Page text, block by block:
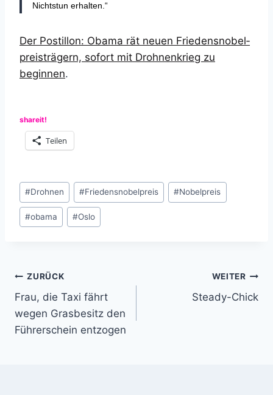
Nichtstun erhalten.“
Der Postillon: Obama rät neuen Friedensnobel­
preis­trägern, sofort mit Drohnenkrieg zu
beginnen.
shareit!
Teilen
Schlagworte:
#Drohnen #Friedensnobelpreis #Nobelpreis
#obama #Oslo
Beitragsnavigation
ZURÜCK
Frau, die Taxi fährt
wegen Grasbesitz den
Führerschein entzogen
WEITER
Steady-Chick